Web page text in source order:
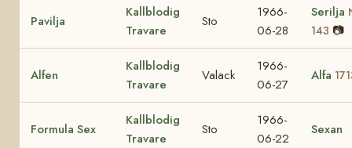
Pavilja
Kallblodig
Travare
Sto
1966-
06-28
Serilja
143 📷
Alfen
Kallblodig
Travare
Valack
1966-
06-27
Alfa
Formula Sex
Kallblodig
Travare
Sto
1966-
06-22
Sexan